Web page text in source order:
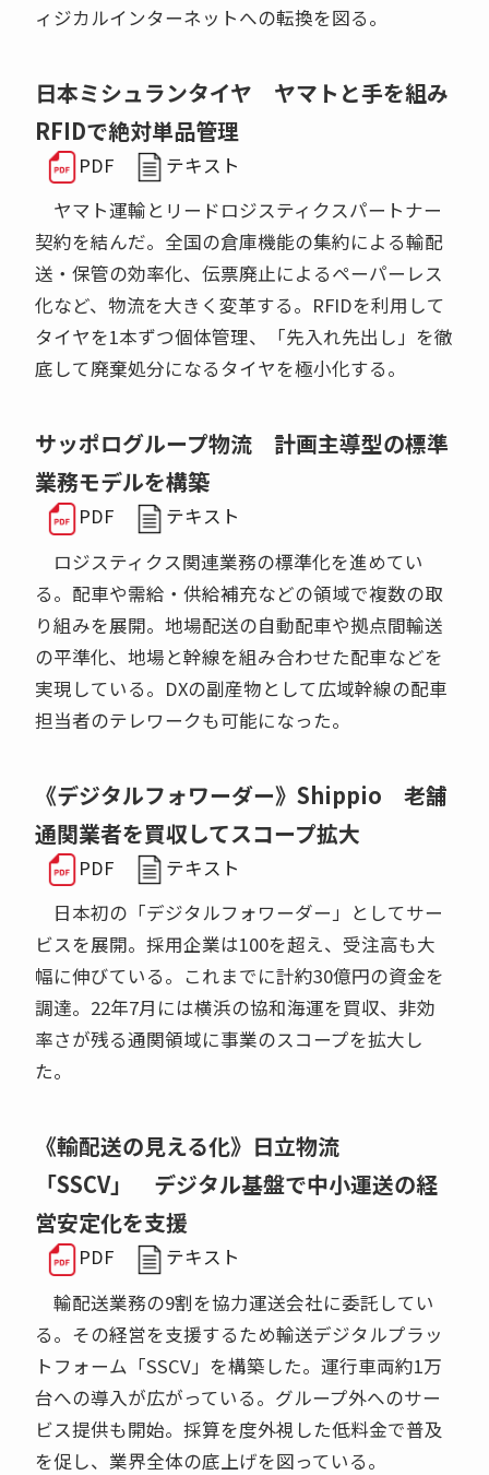
ィジカルインターネットへの転換を図る。
日本ミシュランタイヤ ヤマトと手を組み
RFIDで絶対単品管理
PDF
テキスト
ヤマト運輸とリードロジスティクスパートナー
契約を結んだ。全国の倉庫機能の集約による輸配
送・保管の効率化、伝票廃止によるペーパーレス
化など、物流を大きく変革する。RFIDを利用して
タイヤを1本ずつ個体管理、「先入れ先出し」を徹
底して廃棄処分になるタイヤを極小化する。
サッポログループ物流 計画主導型の標準
業務モデルを構築
PDF
テキスト
ロジスティクス関連業務の標準化を進めてい
る。配車や需給・供給補充などの領域で複数の取
り組みを展開。地場配送の自動配車や拠点間輸送
の平準化、地場と幹線を組み合わせた配車などを
実現している。DXの副産物として広域幹線の配車
担当者のテレワークも可能になった。
《デジタルフォワーダー》Shippio 老舗
通関業者を買収してスコープ拡大
PDF
テキスト
日本初の「デジタルフォワーダー」としてサー
ビスを展開。採用企業は100を超え、受注高も大
幅に伸びている。これまでに計約30億円の資金を
調達。22年7月には横浜の協和海運を買収、非効
率さが残る通関領域に事業のスコープを拡大し
た。
《輸配送の見える化》日立物流
「SSCV」 デジタル基盤で中小運送の経
営安定化を支援
PDF
テキスト
輸配送業務の9割を協力運送会社に委託してい
る。その経営を支援するため輸送デジタルプラッ
トフォーム「SSCV」を構築した。運行車両約1万
台への導入が広がっている。グループ外へのサー
ビス提供も開始。採算を度外視した低料金で普及
を促し、業界全体の底上げを図っている。